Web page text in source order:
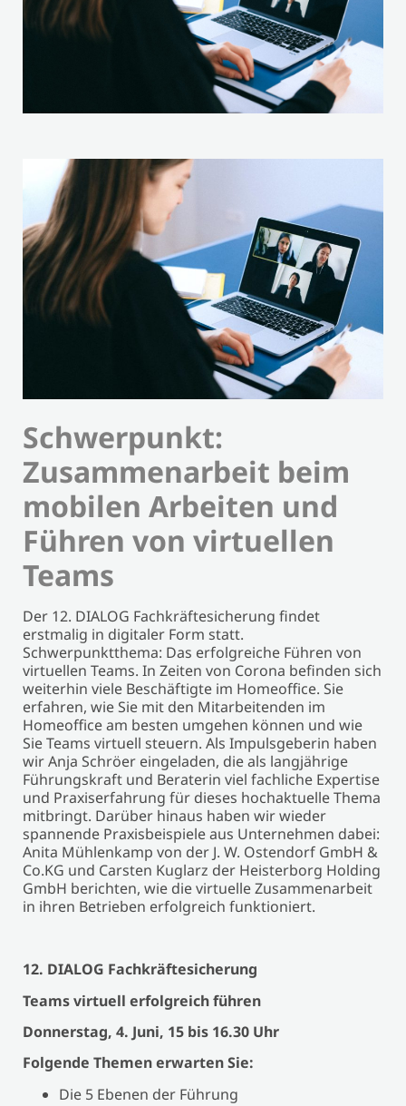
Schwerpunkt:
Zusammenarbeit beim
mobilen Arbeiten und
Führen von virtuellen
Teams
Der 12. DIALOG Fachkräftesicherung findet
erstmalig in digitaler Form statt.
Schwerpunktthema: Das erfolgreiche Führen von
virtuellen Teams. In Zeiten von Corona befinden sich
weiterhin viele Beschäftigte im Homeoffice. Sie
erfahren, wie Sie mit den Mitarbeitenden im
Homeoffice am besten umgehen können und wie
Sie Teams virtuell steuern. Als Impulsgeberin haben
wir Anja Schröer eingeladen, die als langjährige
Führungskraft und Beraterin viel fachliche Expertise
und Praxiserfahrung für dieses hochaktuelle Thema
mitbringt. Darüber hinaus haben wir wieder
spannende Praxisbeispiele aus Unternehmen dabei:
Anita Mühlenkamp von der J. W. Ostendorf GmbH &
Co.KG und Carsten Kuglarz der Heisterborg Holding
GmbH berichten, wie die virtuelle Zusammenarbeit
in ihren Betrieben erfolgreich funktioniert.
12. DIALOG Fachkräftesicherung
Teams virtuell erfolgreich führen
Donnerstag, 4. Juni, 15 bis 16.30 Uhr
Folgende Themen erwarten Sie:
Die 5 Ebenen der Führung